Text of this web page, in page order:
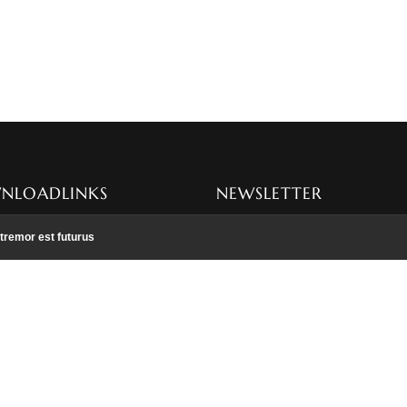
est futurus
NEWSLETTER
Newsletter anmelden